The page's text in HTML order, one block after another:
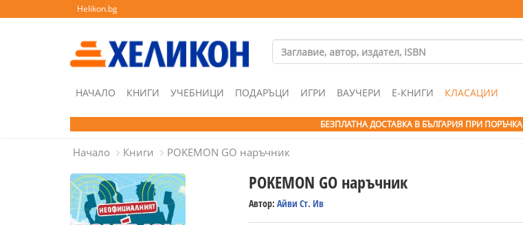
Helikon.bg
НАЧАЛО КНИГИ УЧЕБНИЦИ ПОДАРЪЦИ ИГРИ ВАУЧЕРИ Е-КНИГИ КЛАСАЦИИ
БЕЗПЛАТНА ДОСТАВКА В БЪЛГАРИЯ ПРИ ПОРЪЧКА
Начало Книги POKEMON GO наръчник
POKEMON GO наръчник
Автор: Айви Ст. Ив